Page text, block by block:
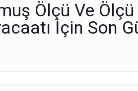
Ölçü Ve
İçin Son